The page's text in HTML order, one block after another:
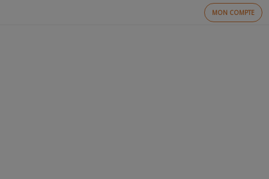
MON COMPTE